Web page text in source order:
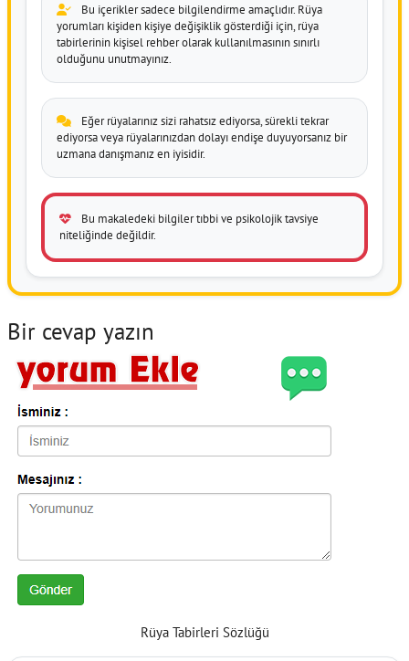
Bu içerikler sadece bilgilendirme amaçlıdır. Rüya
yorumları kişiden kişiye değişiklik gösterdiği için, rüya
tabirlerinin kişisel rehber olarak kullanılmasının sınırlı
olduğunu unutmayınız.
Eğer rüyalarınız sizi rahatsız ediyorsa, sürekli tekrar
ediyorsa veya rüyalarınızdan dolayı endişe duyuyorsanız bir
uzmana danışmanız en iyisidir.
Bu makaledeki bilgiler tıbbi ve psikolojik tavsiye
niteliğinde değildir.
Bir cevap yazın
Rüya Tabirleri Sözlüğü